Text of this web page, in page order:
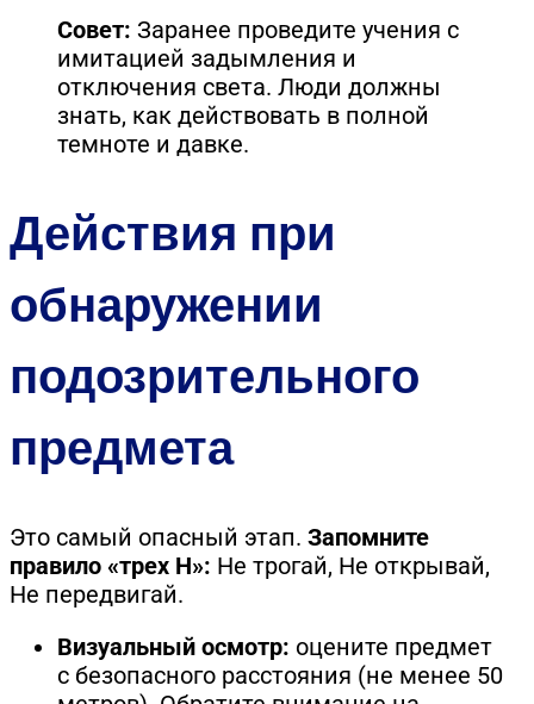
Совет: Заранее проведите учения с
имитацией задымления и
отключения света. Люди должны
знать, как действовать в полной
темноте и давке.
Действия при
обнаружении
подозрительного
предмета
Это самый опасный этап. Запомните
правило «трех Н»: Не трогай, Не открывай,
Не передвигай.
Визуальный осмотр: оцените предмет
с безопасного расстояния (не менее 50